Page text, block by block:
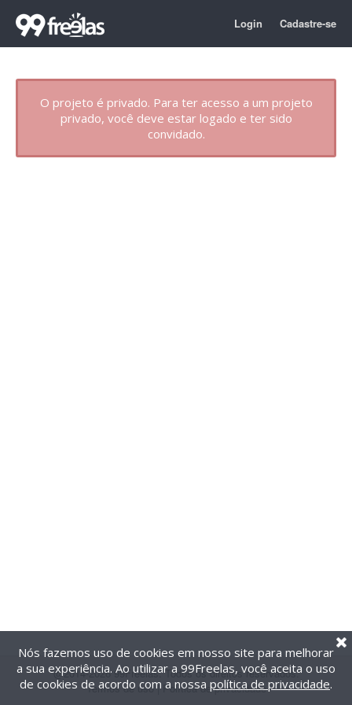
Login Cadastre-se
O projeto é privado. Para ter acesso a um projeto
privado, você deve estar logado e ter sido
convidado.
@2014-2026 99Freelas. Todos os direitos reservados.
Termos de uso| Política de privacidade
Nós fazemos uso de cookies em nosso site para melhorar
a sua experiência. Ao utilizar a 99Freelas, você aceita o uso
de cookies de acordo com a nossa política de privacidade.